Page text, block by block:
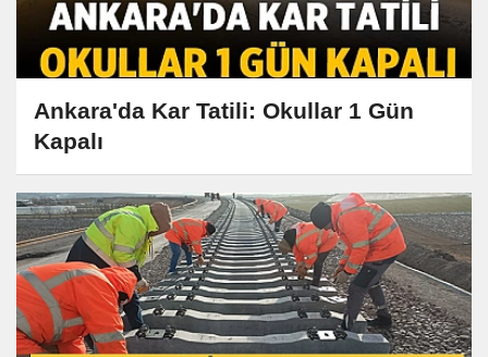
Ankara'da Kar Tatili: Okullar 1 Gün
Kapalı